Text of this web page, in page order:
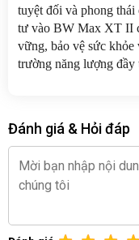
tuyệt đối và phong
tư vào BW Max XT II
vững, bảo vệ sức
trường năng lượng đầy
Đánh giá & Hỏi đáp